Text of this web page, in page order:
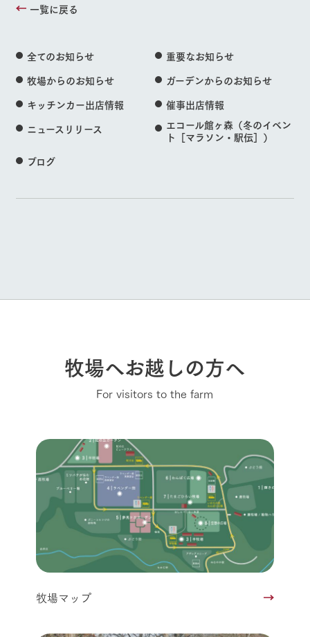
一覧に戻る
全てのお知らせ
重要なお知らせ
牧場からのお知らせ
ガーデンからのお知らせ
キッチンカー出店情報
催事出店情報
ニュースリリース
エコール館ヶ森（冬のイベン
ト［マラソン・駅伝］）
ブログ
牧場へお越しの方へ
For visitors to the farm
牧場マップ